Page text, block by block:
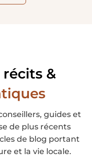
confiance.
&
guides et
de plus récents
de blog portant
et la vie locale.